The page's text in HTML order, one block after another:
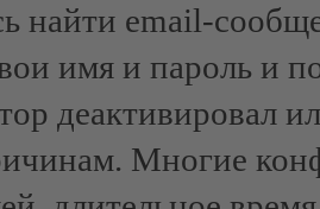
найти email-
имя и пароль и
деактивировал
Многие